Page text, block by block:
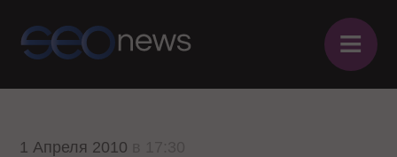
≡
1 Апреля 2010